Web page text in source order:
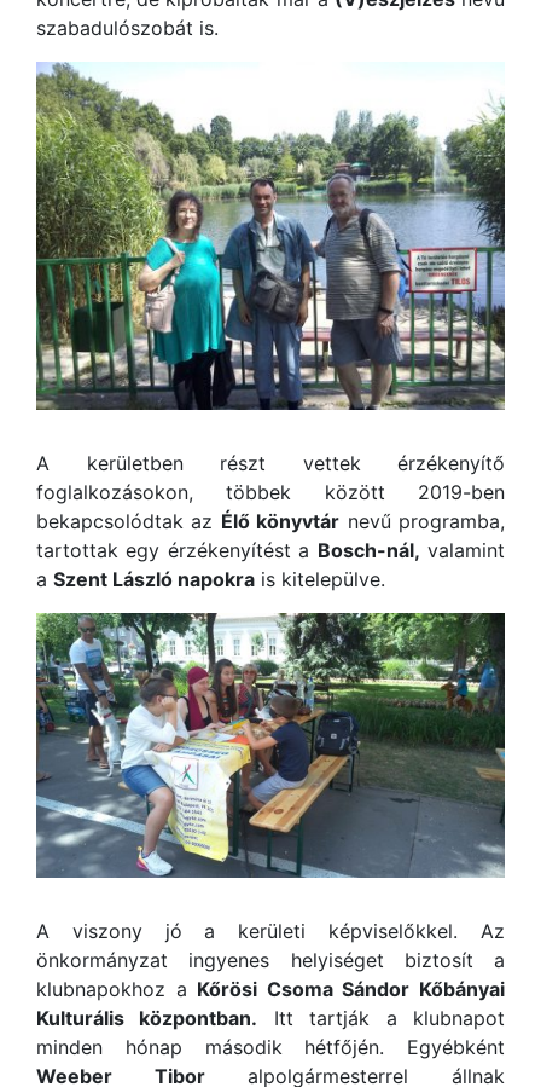
szabadulószobát is.
A kerületben részt vettek érzékenyítő
foglalkozásokon, többek között 2019-ben
bekapcsolódtak az Élő könyvtár nevű programba,
tartottak egy érzékenyítést a Bosch-nál, valamint
a Szent László napokra is kitelepülve.
A viszony jó a kerületi képviselőkkel. Az
önkormányzat ingyenes helyiséget biztosít a
klubnapokhoz a Kőrösi Csoma Sándor Kőbányai
Kulturális központban. Itt tartják a klubnapot
minden hónap második hétfőjén. Egyébként
Weeber Tiboralpolgármesterrel állnak